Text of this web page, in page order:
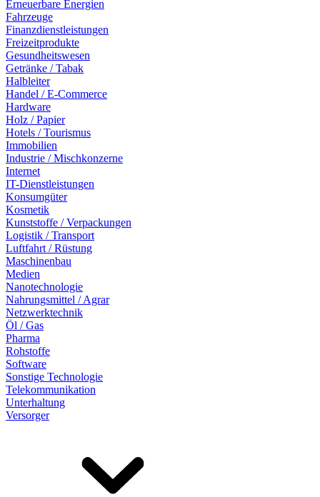
Erneuerbare Energien
Fahrzeuge
Finanzdienstleistungen
Freizeitprodukte
Gesundheitswesen
Getränke / Tabak
Halbleiter
Handel / E-Commerce
Hardware
Holz / Papier
Hotels / Tourismus
Immobilien
Industrie / Mischkonzerne
Internet
IT-Dienstleistungen
Konsumgüter
Kosmetik
Kunststoffe / Verpackungen
Logistik / Transport
Luftfahrt / Rüstung
Maschinenbau
Medien
Nanotechnologie
Nahrungsmittel / Agrar
Netzwerktechnik
Öl / Gas
Pharma
Rohstoffe
Software
Sonstige Technologie
Telekommunikation
Unterhaltung
Versorger